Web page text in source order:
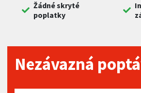
Žádné skryté
poplatky
Nezávazná